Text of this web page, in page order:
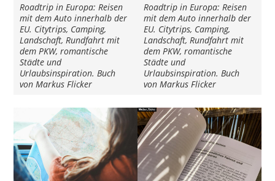
Roadtrip in Europa: Reisen
mit dem Auto innerhalb der
EU. Citytrips, Camping,
Landschaft, Rundfahrt mit
dem PKW, romantische
Städte und
Urlaubsinspiration. Buch
von Markus Flicker
Roadtrip in Europa: Reisen
mit dem Auto innerhalb der
EU. Citytrips, Camping,
Landschaft, Rundfahrt mit
dem PKW, romantische
Städte und
Urlaubsinspiration. Buch
von Markus Flicker